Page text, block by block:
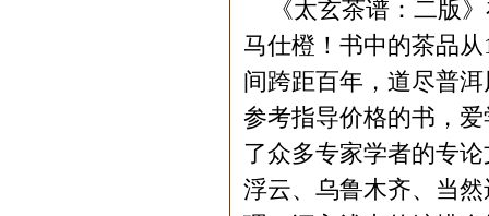
《太玄茶谱：二版》
马仕橙！书中的茶品
间跨距百年，道尽普
参考指导价格的书，
了众多专家学者的专
浮云、乌鲁木齐、当